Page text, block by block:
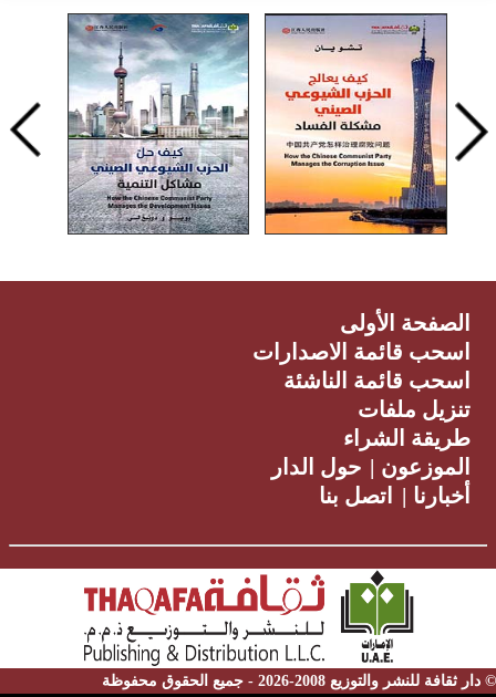
© دار ثقافة للنشر والتوزيع 2008-2026 - جميع الحقوق محفوظة
الصفحة الأولى
اسحب قائمة الاصدارات
اسحب قائمة الناشئة
تنزيل ملفات
طريقة الشراء
الموزعون | حول الدار
أخبارنا | اتصل بنا